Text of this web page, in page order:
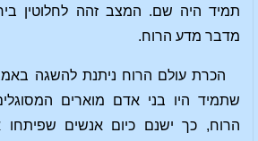
תמיד היה שם. המצב זהה לחלוטין
מדבר מדע הרוח.
הכרת עולם הרוח ניתנת להשגה
שתמיד היו בני אדם מוארים
הרוח, כך ישנם כיום אנשים שפיתחו